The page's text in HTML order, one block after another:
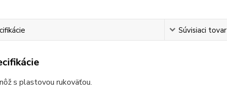
Súvisiaci tovar
s plastovou rukoväťou.